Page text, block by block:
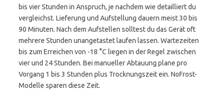
bis vier Stunden in Anspruch, je nachdem wie detailliert du
vergleichst. Lieferung und Aufstellung dauern meist 30 bis
90 Minuten. Nach dem Aufstellen solltest du das Gerät oft
mehrere Stunden unangetastet laufen lassen. Wartezeiten
bis zum Erreichen von -18 °C liegen in der Regel zwischen
vier und 24 Stunden. Bei manueller Abtauung plane pro
Vorgang 1 bis 3 Stunden plus Trocknungszeit ein. NoFrost-
Modelle sparen diese Zeit.